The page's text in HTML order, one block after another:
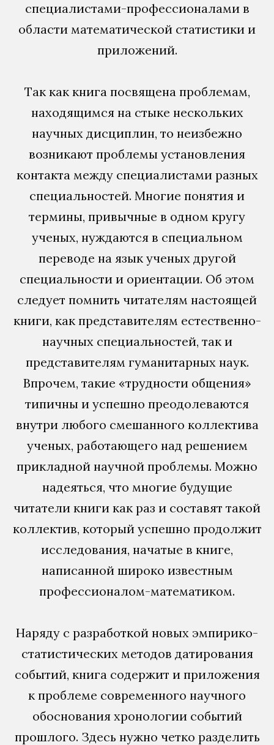
специалистами-профессионалами в
области математической статистики и
приложений.
Так как книга посвящена проблемам,
находящимся на стыке нескольких
научных дисциплин, то неизбежно
возникают проблемы установления
контакта между специалистами разных
специальностей. Многие понятия и
термины, привычные в одном кругу
ученых, нуждаются в специальном
переводе на язык ученых другой
специальности и ориентации. Об этом
следует помнить читателям настоящей
книги, как представителям естественно-
научных специальностей, так и
представителям гуманитарных наук.
Впрочем, такие «трудности общения»
типичны и успешно преодолеваются
внутри любого смешанного коллектива
ученых, работающего над решением
прикладной научной проблемы. Можно
надеяться, что многие будущие
читатели книги как раз и составят такой
коллектив, который успешно продолжит
исследования, начатые в книге,
написанной широко известным
профессионалом-математиком.
Наряду с разработкой новых эмпирико-
статистических методов датирования
событий, книга содержит и приложения
к проблеме современного научного
обоснования хронологии событий
прошлого. Здесь нужно четко разделить